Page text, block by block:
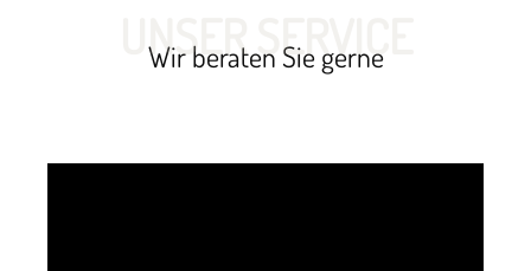
UNSER SERVICE
Wir beraten Sie gerne